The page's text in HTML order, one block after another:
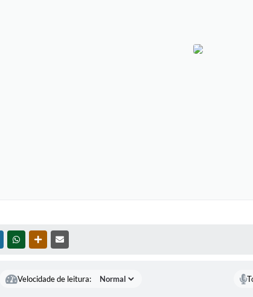
TWITTERWHATSAPPOUTRAS MÍDIAS
Velocidade de leitura: